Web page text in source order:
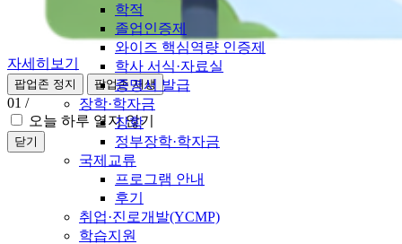
자세히보기
팝업존 정지 팝업존 재생
01 /
오늘 하루 열지 않기
닫기
학적
졸업인증제
와이즈 핵심역량 인증제
학사 서식·자료실
증명서 발급
장학·학자금
장학
정부장학·학자금
국제교류
프로그램 안내
후기
취업·진로개발(YCMP)
학습지원